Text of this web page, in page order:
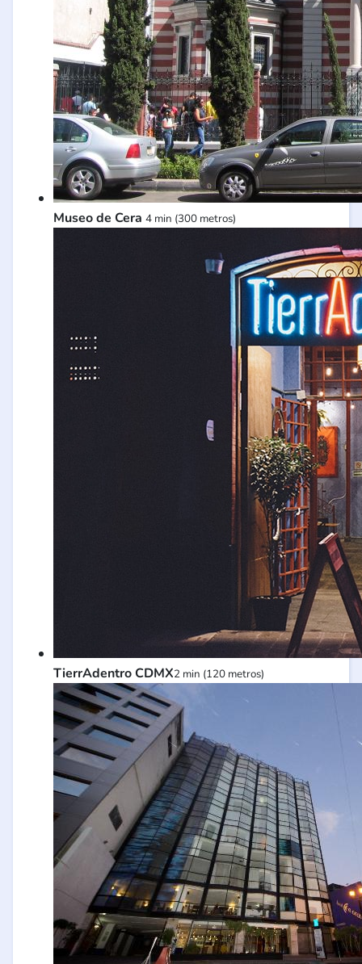
Museo de Cera 4 min (300 metros)
TierrAdentro CDMX2 min (120 metros)